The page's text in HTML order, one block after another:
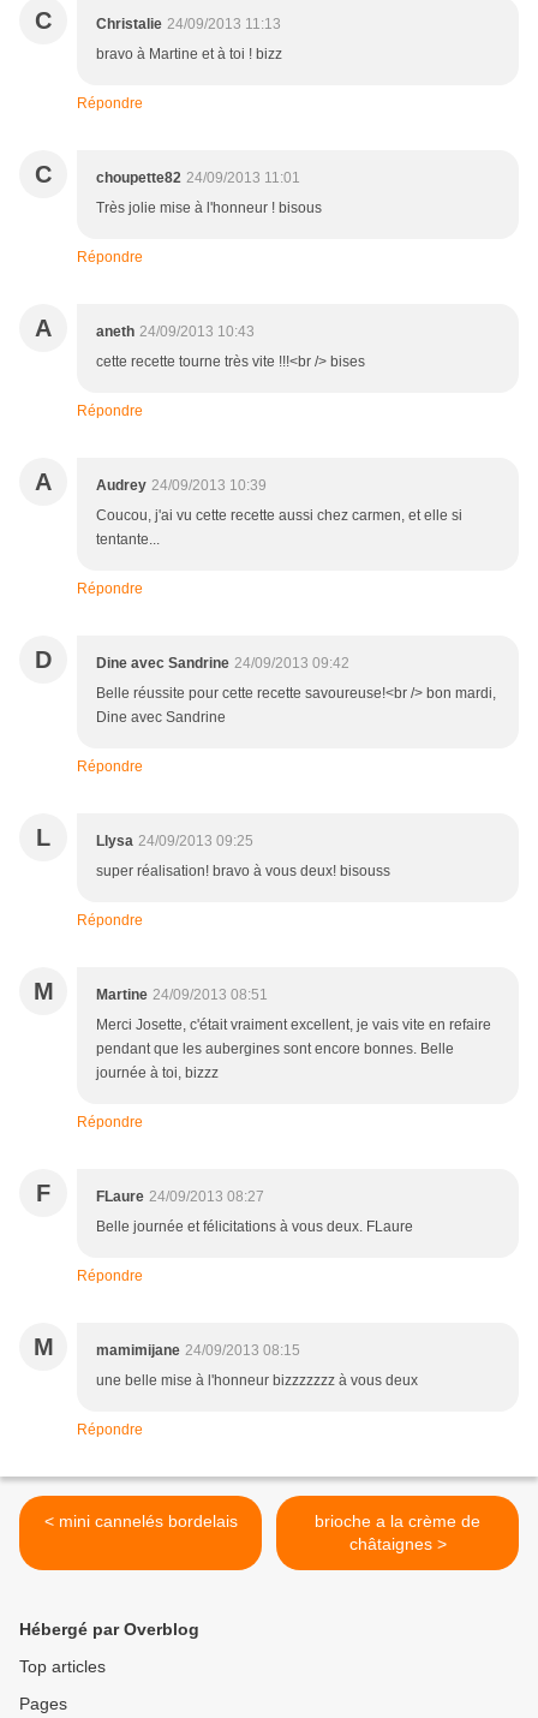
C Christalie 24/09/2013 11:13
bravo à Martine et à toi ! bizz
Répondre
C choupette82 24/09/2013 11:01
Très jolie mise à l'honneur ! bisous
Répondre
A aneth 24/09/2013 10:43
cette recette tourne très vite !!!<br /> bises
Répondre
A Audrey 24/09/2013 10:39
Coucou, j'ai vu cette recette aussi chez carmen, et elle si
tentante...
Répondre
D Dine avec Sandrine 24/09/2013 09:42
Belle réussite pour cette recette savoureuse!<br /> bon mardi,
Dine avec Sandrine
Répondre
L Llysa 24/09/2013 09:25
super réalisation! bravo à vous deux! bisouss
Répondre
M Martine 24/09/2013 08:51
Merci Josette, c'était vraiment excellent, je vais vite en refaire
pendant que les aubergines sont encore bonnes. Belle
journée à toi, bizzz
Répondre
F FLaure 24/09/2013 08:27
Belle journée et félicitations à vous deux. FLaure
Répondre
M mamimijane 24/09/2013 08:15
une belle mise à l'honneur bizzzzzzz à vous deux
Répondre
< mini cannelés bordelais
brioche a la crème de
châtaignes >
Hébergé par Overblog
Top articles
Pages